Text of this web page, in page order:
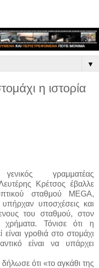
▼
η ιστορία
γραμματέας
Κρέτσος έβαλλε
σταθμού MEGA,
υποσχέσεις και
του σταθμού, στον
χρήματα. Τόνισε ότι η
γροθιά στο στομάχι
είναι να υπάρχει
ότι «το αγκάθι της